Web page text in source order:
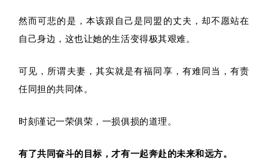
然而可悲的是，本该跟自己是同盟的丈夫，却不愿站在
自己身边，这也让她的生活变得极其艰难。
可见，所谓夫妻，其实就是有福同享，有难同当，有责
任同担的共同体。
时刻谨记一荣俱荣，一损俱损的道理。
有了共同奋斗的目标，才有一起奔赴的未来和远方。